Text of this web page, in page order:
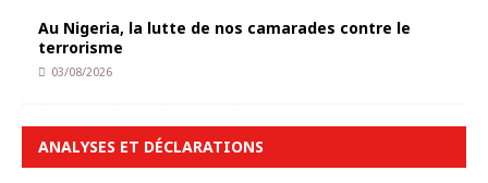
Au Nigeria, la lutte de nos camarades contre le
terrorisme
03/08/2026
ANALYSES ET DÉCLARATIONS